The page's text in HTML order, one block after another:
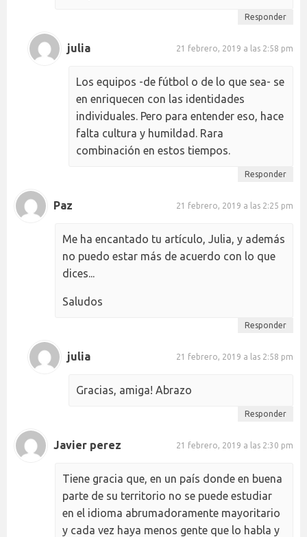
Responder
julia 21 febrero, 2019 a las 2:58 pm
Los equipos -de fútbol o de lo que sea- se
en enriquecen con las identidades
individuales. Pero para entender eso, hace
falta cultura y humildad. Rara
combinación en estos tiempos.
Responder
Paz 21 febrero, 2019 a las 2:25 pm
Me ha encantado tu artículo, Julia, y además
no puedo estar más de acuerdo con lo que
dices...
Saludos
Responder
julia 21 febrero, 2019 a las 2:58 pm
Gracias, amiga! Abrazo
Responder
Javier perez 21 febrero, 2019 a las 2:30 pm
Tiene gracia que, en un país donde en buena
parte de su territorio no se puede estudiar
en el idioma abrumadoramente mayoritario
y cada vez haya menos gente que lo habla y